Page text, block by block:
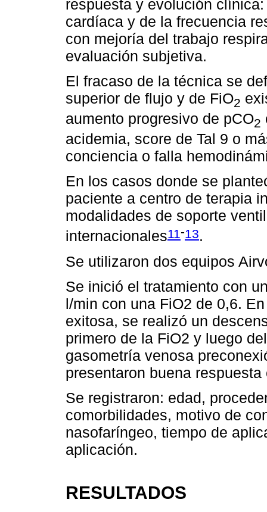
respuesta y evolución
cardíaca y de la frecuencia
con mejoría del trabajo
evaluación subjetiva.
El fracaso de la técnica se
superior de flujo y de FiO2
aumento progresivo de pCO2
acidemia, score de Tal 9 o
conciencia o falla
En los casos donde se
paciente a centro de terapia
modalidades de soporte
internacionales11-13.
Se utilizaron dos equipos
Se inició el tratamiento con
l/min con una FiO2 de 0,6.
exitosa, se realizó un
primero de la FiO2 y luego
gasometría venosa
presentaron buena
Se registraron: edad,
comorbilidades, motivo de
nasofaríngeo, tiempo de
aplicación.
RESULTADOS